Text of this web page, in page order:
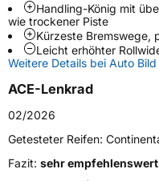
Weitere Eigenschaften
SchlauchtypTL
Zustand Neureifen
Verstärkt
FelgenschutzFR
Handling-König mit
wie trockener Piste
Kürzeste Bremswege,
Leicht erhöhter
Weitere Details bei Auto
ACE-Lenkrad
02/2026
Getesteter Reifen:
Fazit: sehr empfehlenswert